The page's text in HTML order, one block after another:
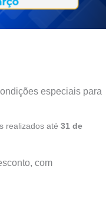
especiais para
realizados até 31 de
com